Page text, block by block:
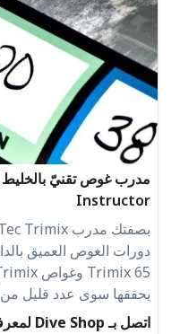
Instructor
يحققها سوى عدد قليل من
اتصل بـ Dive Shop لمعرفة السعر